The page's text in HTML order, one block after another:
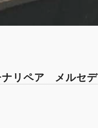
ナリペア メルセ